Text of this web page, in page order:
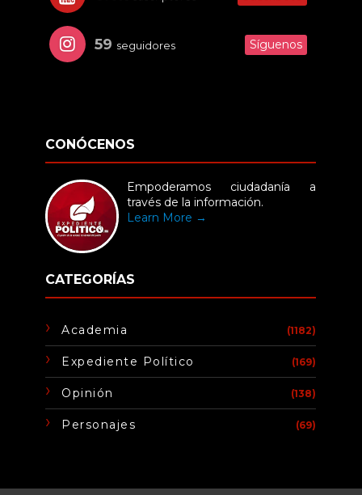
59 seguidores Síguenos
CONÓCENOS
Empoderamos ciudadanía a
través de la información.
Learn More →
CATEGORÍAS
Academia (1182)
Expediente Político (169)
Opinión (138)
Personajes (69)